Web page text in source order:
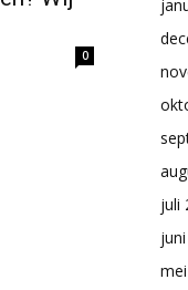
0
juli